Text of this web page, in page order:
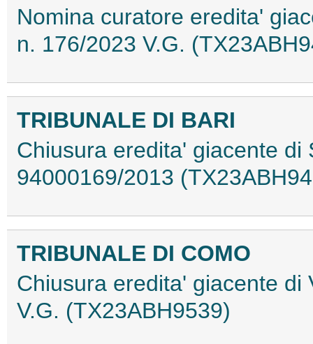
Nomina curatore eredita'
n. 176/2023 V.G.
TRIBUNALE DI BARI
Chiusura eredita' giacente di
94000169/2013
TRIBUNALE DI COMO
Chiusura eredita' giacente di
V.G. (TX23ABH9539)